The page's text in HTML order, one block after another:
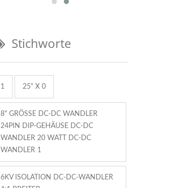
Stichworte
1 25" X 0
8" GRÖSSE DC-DC WANDLER 2
4PIN DIP-GEHÄUSE DC-DC W
ANDLER 20 WATT DC-DC W
ANDLER 1
6KV ISOLATION DC-DC-WANDLER